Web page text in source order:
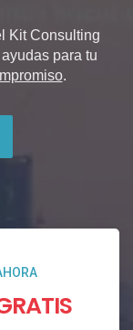
Kit Consulting
para tu
.